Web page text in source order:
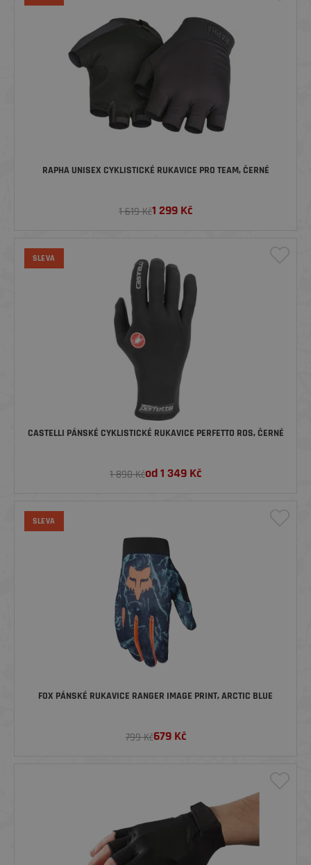
RAPHA UNISEX CYKLISTICKÉ RUKAVICE PRO TEAM, ČERNÉ
1 619 Kč1 299 Kč
SLEVA
CASTELLI PÁNSKÉ CYKLISTICKÉ RUKAVICE PERFETTO ROS, ČERNÉ
1 890 Kčod1 349 Kč
SLEVA
FOX PÁNSKÉ RUKAVICE RANGER IMAGE PRINT, ARCTIC BLUE
799 Kč679Kč